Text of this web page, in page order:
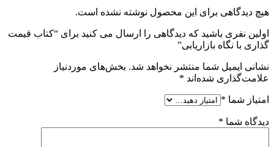
هیچ دیدگاهی برای این محصول نوشته نشده است.
اولین نفری باشید که دیدگاهی را ارسال می کنید برای “کتاب قیمت
گذاری با نگاه بازاریابی”
نشانی ایمیل شما منتشر نخواهد شد. بخش‌های موردنیاز
علامت‌گذاری شده‌اند *
امتیاز شما *
دیدگاه شما *